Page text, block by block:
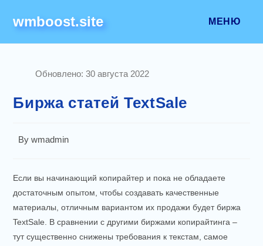
wmboost.site МЕНЮ
Обновлено:30 августа 2022
Биржа статей TextSale
Post
Bywmadmin
Если вы начинающий копирайтер и пока не обладаете
достаточным опытом, чтобы создавать качественные
материалы, отличным вариантом их продажи будет биржа
TextSale. В сравнении с другими биржами копирайтинга –
тут существенно снижены требования к текстам, самое